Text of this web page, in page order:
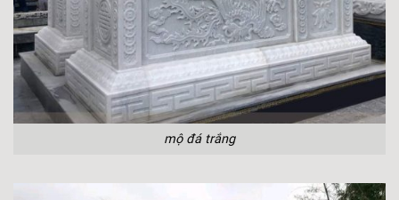
mộ đá trắng